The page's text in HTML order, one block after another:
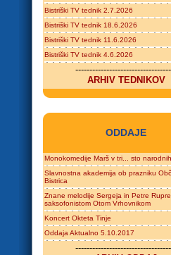
Bistriški TV tednik 2.7.2026
Bistriški TV tednik 18.6.2026
Bistriški TV tednik 11.6.2026
Bistriški TV tednik 4.6.2026
ARHIV TEDNIKOV
ODDAJE
Monokomedije Marš v tri... sto narodnih
Slavnostna akademija ob prazniku
Bistrica
Znane melodije Sergeja in Petre
saksofonistom Otom Vrhovnikom
Koncert Okteta Tinje
Oddaja Aktualno 5.10.2017